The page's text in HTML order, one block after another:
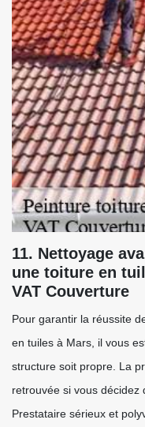
11. Nettoyage
une toiture en
VAT Couverture
Pour garantir la réussite
en tuiles à Mars, il vous
structure soit propre. La
retrouvée si vous décidez
Prestataire sérieux et